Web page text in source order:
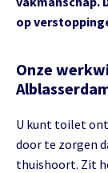
op
Onze
U kunt toilet
door te zorgen
thuishoort. Zit